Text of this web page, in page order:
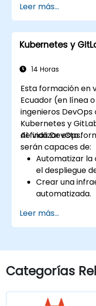
monitoreo. Es el
organizaciones
de funciones de
servicios SaaS ni
Leer más...
Kubernetes y
14 Horas
Esta formación en
Ecuador (en línea
ingenieros
Kubernetes y
de vida DevOps.
Al finalizar esta
serán capaces de:
Automatizar la
el despliegue
Crear una
automatizada.
cloud
Leer más...
Categorías